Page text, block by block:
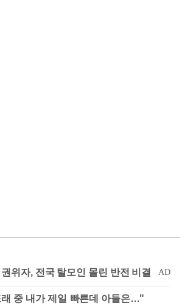
중 내가 제일 빠른데 아들은…"